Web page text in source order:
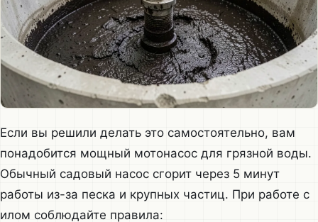
Если вы решили делать это самостоятельно, вам
понадобится мощный мотонасос для грязной воды.
Обычный садовый насос сгорит через 5 минут
работы из-за песка и крупных частиц. При работе с
илом соблюдайте правила: